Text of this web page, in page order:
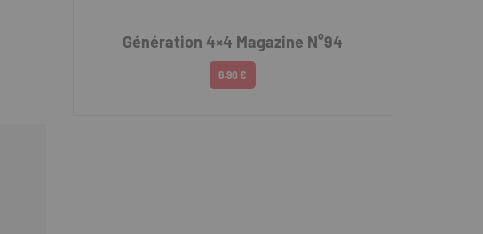
Génération 4×4 Magazine N°94
6.90 €